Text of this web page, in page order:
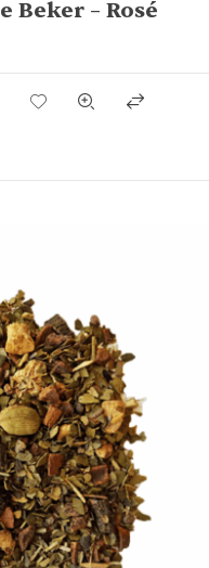
Beker – Rosé